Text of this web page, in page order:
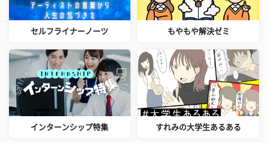
セルフライナーノーツ もやもや解決ゼミ
インターンシップ特集 すれみの大学生あるある